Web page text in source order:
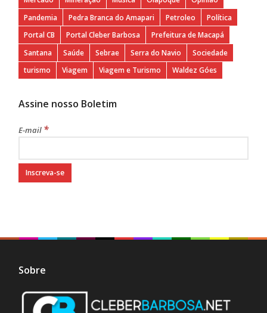
Pandemia
Pedra Branca do Amapari Petroleo
Política
Portal CB
Portal Cleber Barbosa
Prefeitura de Macapá
Santana
Saúde Sebrae Serra do Navio
Sociedade
turismo
Viagem Viagem e Turismo Waldez Góes
Assine nosso Boletim
E-mail *
Sobre